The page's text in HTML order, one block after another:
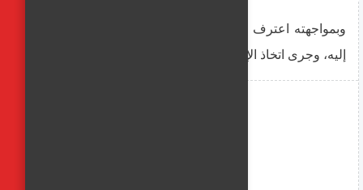
وبمواجهته اعترف بارتكاب الواقعة على النحو المشار
إليه، وجرى اتخاذ الإجراءات القانونية.